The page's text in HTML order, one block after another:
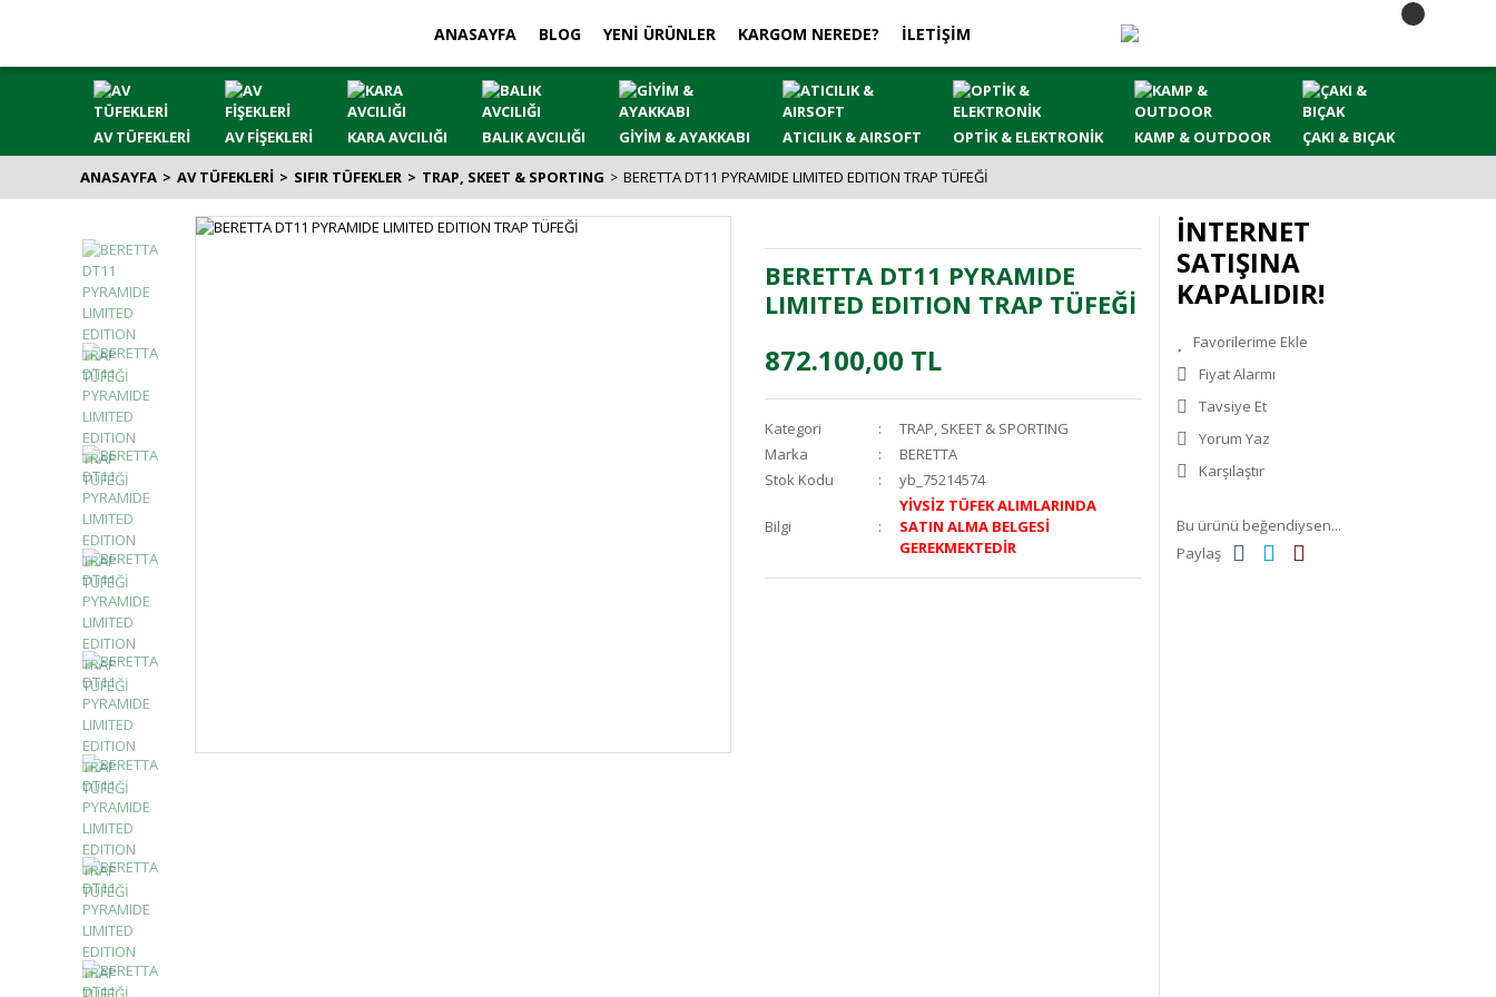
ANASAYFA BLOG YENİ ÜRÜNLER KARGOM NEREDE? İLETİŞİM
AV TÜFEKLERİ AV FİŞEKLERİ KARA AVCILIĞI BALIK AVCILIĞI GİYİM & AYAKKABI ATICILIK & AIRSOFT OPTİK & ELEKTRONİK KAMP & OUTDOOR
ÇAKI & BIÇAK
ANASAYFA
AV TÜFEKLERİ SIFIR TÜFEKLER TRAP, SKEET & SPORTING BERETTA DT11 PYRAMIDE LIMITED EDITION TRAP TÜFEĞİ
BERETTA DT11 PYRAMIDE
LIMITED EDITION TRAP TÜFEĞİ
872.100,00 TL
Kategori
TRAP, SKEET & SPORTING
Marka
BERETTA
Stok Kodu
yb_75214574
Bilgi
YİVSİZ TÜFEK ALIMLARINDA
SATIN ALMA BELGESİ
GEREKMEKTEDİR
İNTERNET
SATIŞINA
KAPALIDIR!
Fiyat Alarmı
Tavsiye Et
Yorum Yaz
Karşılaştır
Bu ürünü beğendiysen...
Paylaş